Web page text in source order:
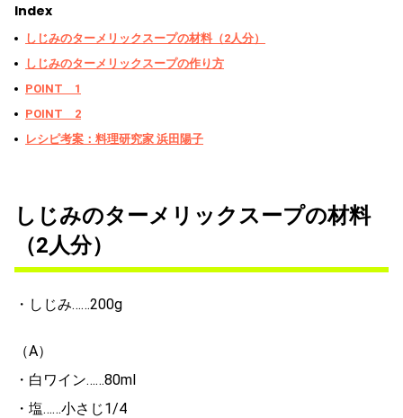
Index
しじみのターメリックスープの材料（2人分）
しじみのターメリックスープの作り方
POINT 1
POINT 2
レシピ考案：料理研究家 浜田陽子
しじみのターメリックスープの材料
（2人分）
・しじみ……200g
（A）
・白ワイン……80ml
・塩……小さじ1/4